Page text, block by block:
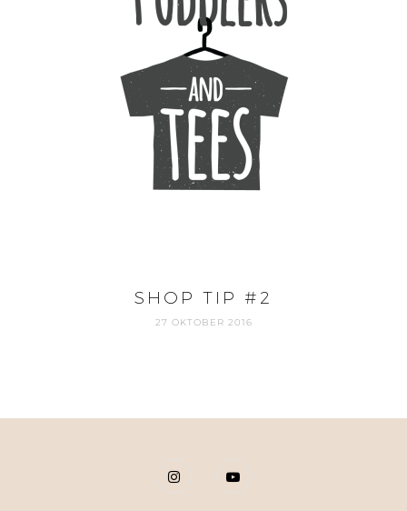
SHOP TIP #2
27 OKTOBER 2016